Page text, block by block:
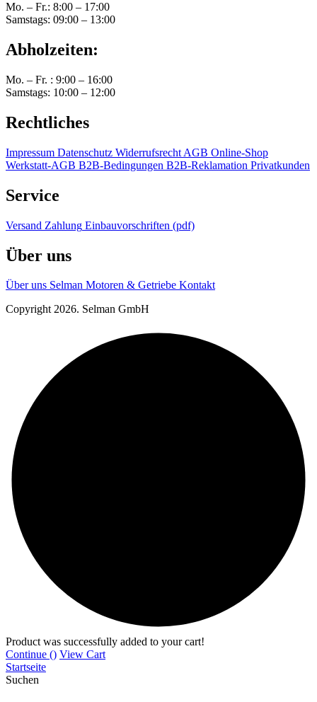
Mo. – Fr.: 8:00 – 17:00
Samstags: 09:00 – 13:00
Abholzeiten:
Mo. – Fr. : 9:00 – 16:00
Samstags: 10:00 – 12:00
Rechtliches
Impressum Datenschutz Widerrufsrecht AGB Online-Shop
Werkstatt-AGB B2B-Bedingungen B2B-Reklamation Privatkunden
Service
Versand Zahlung Einbauvorschriften (pdf)
Über uns
Über uns Selman Motoren & Getriebe Kontakt
Copyright 2026. Selman GmbH
Product was successfully added to your cart!
Continue () View Cart
Startseite
Suchen